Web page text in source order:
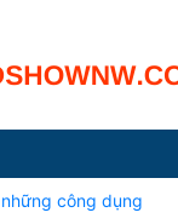
công dụng